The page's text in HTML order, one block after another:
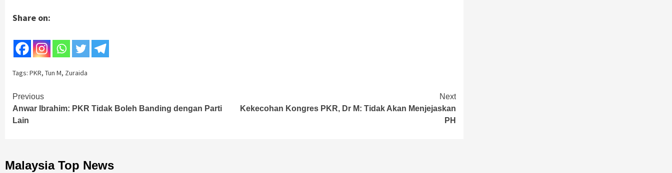
Share on:
Tags: PKR, Tun M, Zuraida
Continue
Reading
Previous
Anwar Ibrahim: PKR Tidak Boleh Banding dengan Parti
Lain
Next
Kekecohan Kongres PKR, Dr M: Tidak Akan Menjejaskan
PH
Malaysia Top News